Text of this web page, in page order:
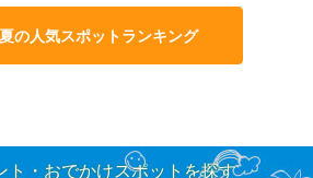
の人気スポットランキング
ト・おでかけスポットを探す